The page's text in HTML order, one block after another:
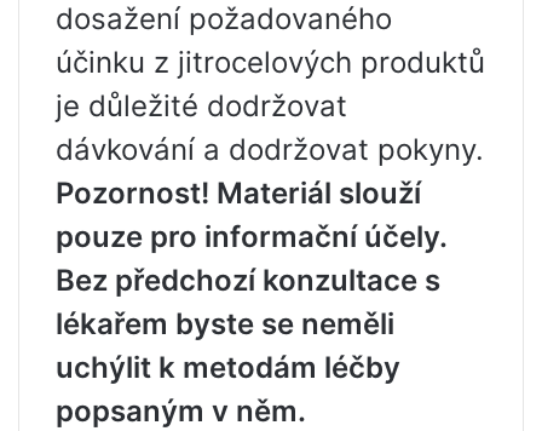
dosažení požadovaného
účinku z jitrocelových produktů
je důležité dodržovat
dávkování a dodržovat pokyny.
Pozornost! Materiál slouží
pouze pro informační účely.
Bez předchozí konzultace s
lékařem byste se neměli
uchýlit k metodám léčby
popsaným v něm.